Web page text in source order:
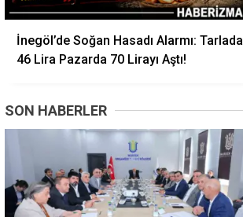
İnegöl’de Soğan Hasadı Alarmı: Tarlada
46 Lira Pazarda 70 Lirayı Aştı!
SON HABERLER